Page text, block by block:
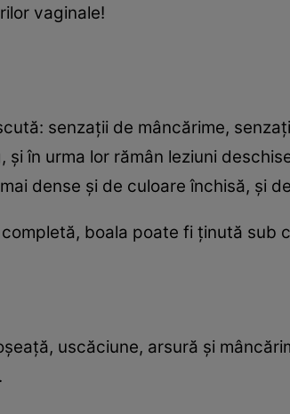
vaginale!
senzaţii de mâncărime,
în urma lor rămân leziuni
dense şi de culoare închisă, şi
boala poate fi ţinută sub
uscăciune, arsură şi